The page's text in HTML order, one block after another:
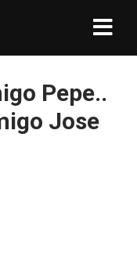
Pepe..
Jose